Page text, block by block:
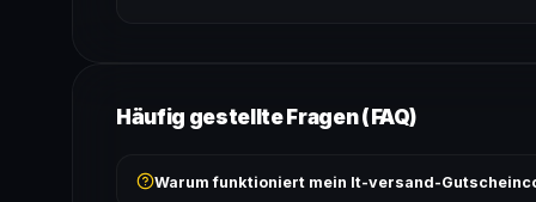
Häufig gestellte Fragen (FAQ)
Warum funktioniert mein It-versand-